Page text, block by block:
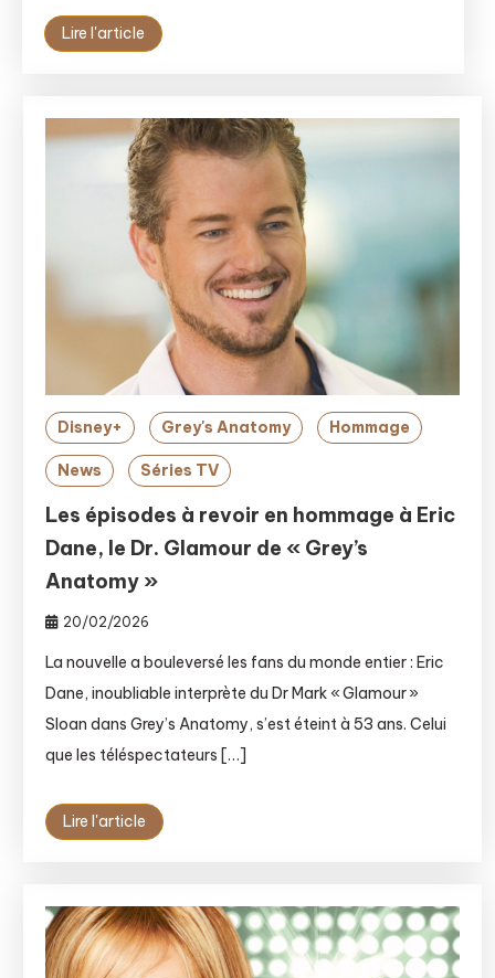
Lire l'article
Disney+ Grey's Anatomy Hommage
News Séries TV
Les épisodes à revoir en hommage à Eric
Dane, le Dr. Glamour de « Grey’s
Anatomy »
20/02/2026
La nouvelle a bouleversé les fans du monde entier : Eric
Dane, inoubliable interprète du Dr Mark « Glamour »
Sloan dans Grey’s Anatomy, s’est éteint à 53 ans. Celui
que les téléspectateurs […]
Lire l'article